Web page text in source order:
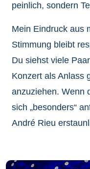
peinlich, sondern
Mein Eindruck aus
Stimmung bleibt
Du siehst viele
Konzert als Anlass
anzuziehen. Wenn
sich „besonders“
André Rieu